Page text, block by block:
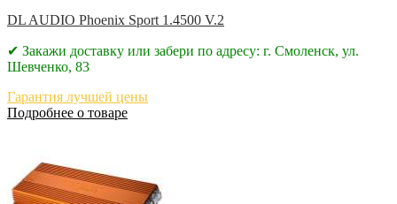
DL AUDIO Phoenix Sport 1.4500 V.2
✔ Закажи доставку или забери по адресу: г. Смоленск, ул.
Шевченко, 83
Гарантия лучшей цены
Подробнее о товаре